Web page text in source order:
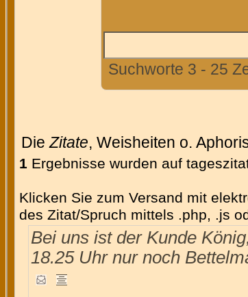
Suchworte 3 - 25
DieZitate, Weisheiten o.
1 Ergebnisse wurden auf
Klicken Sie zum Versand mit
des Zitat/Spruch mittels .php, .js
Bei uns ist der Kunde
18.25 Uhr nur noch